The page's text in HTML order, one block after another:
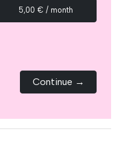
5,00 € / month
Continue →